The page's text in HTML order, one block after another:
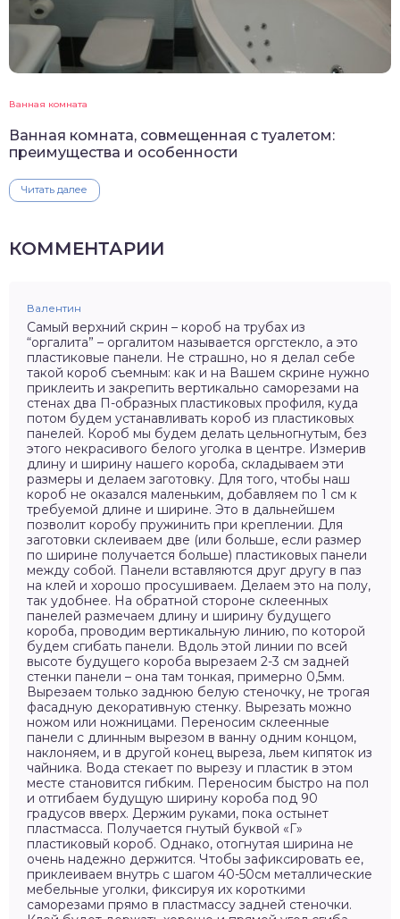
Ванная комната
Ванная комната, совмещенная с туалетом:
преимущества и особенности
Читать далее
КОММЕНТАРИИ
Валентин
Самый верхний скрин – короб на трубах из
“оргалита” – оргалитом называется оргстекло, а это
пластиковые панели. Не страшно, но я делал себе
такой короб съемным: как и на Вашем скрине нужно
приклеить и закрепить вертикально саморезами на
стенах два П-образных пластиковых профиля, куда
потом будем устанавливать короб из пластиковых
панелей. Короб мы будем делать цельногнутым, без
этого некрасивого белого уголка в центре. Измерив
длину и ширину нашего короба, складываем эти
размеры и делаем заготовку. Для того, чтобы наш
короб не оказался маленьким, добавляем по 1 см к
требуемой длине и ширине. Это в дальнейшем
позволит коробу пружинить при креплении. Для
заготовки склеиваем две (или больше, если размер
по ширине получается больше) пластиковых панели
между собой. Панели вставляются друг другу в паз
на клей и хорошо просушиваем. Делаем это на полу,
так удобнее. На обратной стороне склеенных
панелей размечаем длину и ширину будущего
короба, проводим вертикальную линию, по которой
будем сгибать панели. Вдоль этой линии по всей
высоте будущего короба вырезаем 2-3 см задней
стенки панели – она там тонкая, примерно 0,5мм.
Вырезаем только заднюю белую стеночку, не трогая
фасадную декоративную стенку. Вырезать можно
ножом или ножницами. Переносим склеенные
панели с длинным вырезом в ванну одним концом,
наклоняем, и в другой конец выреза, льем кипяток из
чайника. Вода стекает по вырезу и пластик в этом
месте становится гибким. Переносим быстро на пол
и отгибаем будущую ширину короба под 90
градусов вверх. Держим руками, пока остынет
пластмасса. Получается гнутый буквой «Г»
пластиковый короб. Однако, отогнутая ширина не
очень надежно держится. Чтобы зафиксировать ее,
приклеиваем внутрь с шагом 40-50см металлические
мебельные уголки, фиксируя их короткими
саморезами прямо в пластмассу задней стеночки.